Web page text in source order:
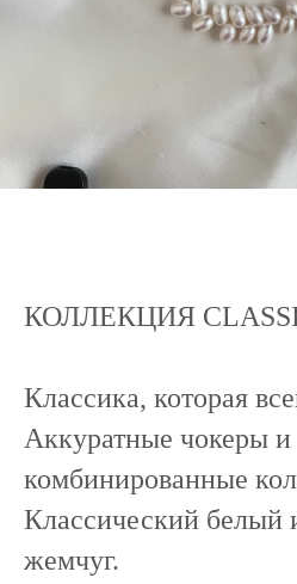
КОЛЛЕКЦИЯ
Классика, которая
Аккуратные чокеры и
комбинированные
Классический
жемчуг.